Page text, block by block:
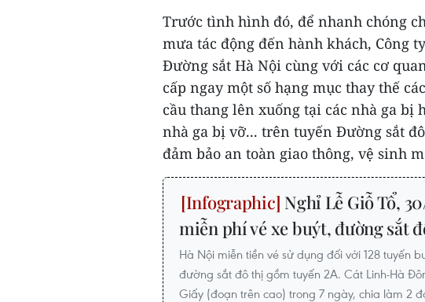
Trước tình hình đó, để nhanh chóng
mưa tác động đến hành khách, Công
Đường sắt Hà Nội cùng với các cơ
cấp ngay một số hạng mục thay thế
cầu thang lên xuống tại các nhà ga bị
nhà ga bị vỡ... trên tuyến Đường sắt
đảm bảo an toàn giao thông, vệ sinh
Nghỉ Lễ Giỗ Tổ,
miễn phí vé xe buýt, đường sắt
Hà Nội miễn tiền vé sử dụng đối với 128 tuyến
đường sắt đô thị gồm tuyến 2A. Cát Linh-Hà
Giấy (đoạn trên cao) trong 7 ngày, chia làm 2